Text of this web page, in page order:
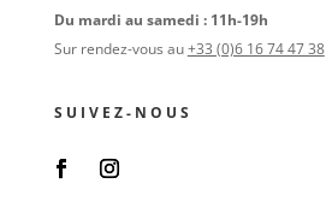
Du mardi au samedi : 11h-19h
Sur rendez-vous au+33 (0)6 16 74 47 38
SUIVEZ-NOUS